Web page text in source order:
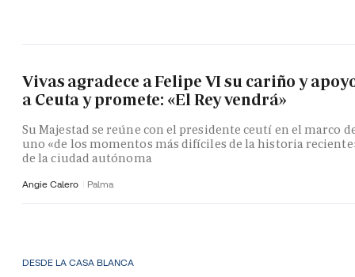
Vivas agradece a Felipe VI su cariño y
a Ceuta y promete: «El Rey vendrá»
Su Majestad se reúne con el presidente ceutí en el marco
uno «de los momentos más difíciles de la historia
de la ciudad autónoma
Angie Calero Palma
DESDE LA CASA BLANCA